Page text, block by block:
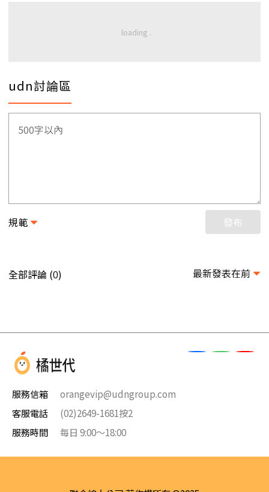
udn討論區
規範 發布
全部評論 (0) 最新發表在前
服務信箱
orangevip@udngroup.com
客服電話
(02)2649-1681按2
服務時間
每日 9:00～18:00